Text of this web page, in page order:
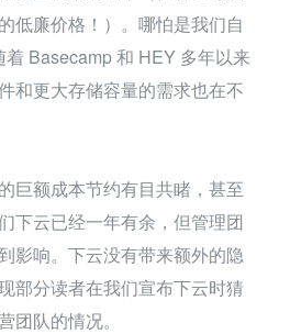
低廉价格！）。哪怕是我们自
着 Basecamp 和 HEY 多年以来
和更大存储容量的需求也在不
巨额成本节约有目共睹，甚至
下云已经一年有余，但管理团
影响。下云没有带来额外的隐
部分读者在我们宣布下云时猜
团队的情况。